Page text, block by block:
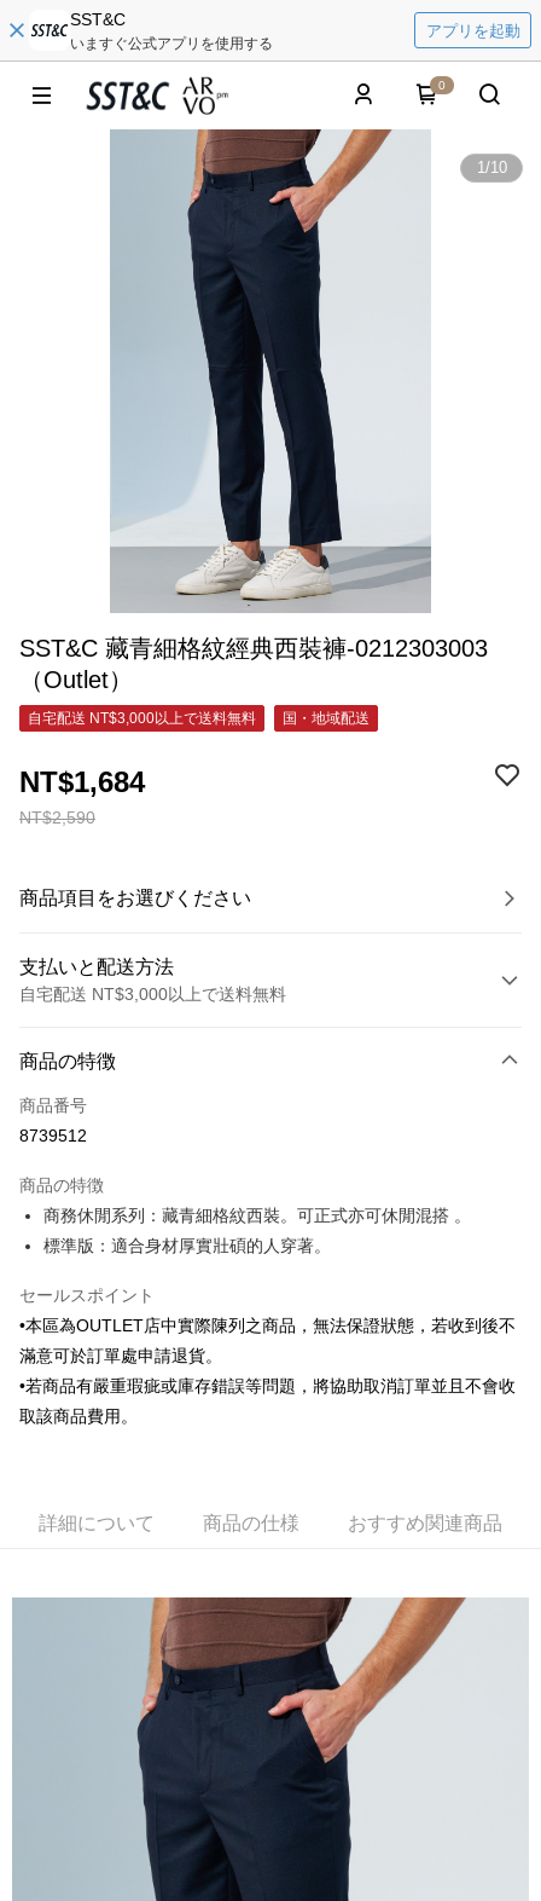
SST&C
いますぐ公式アプリを使用する
アプリを起動
0
1/10
SST&C 藏青細格紋經典西裝褲-0212303003
（Outlet）
自宅配送 NT$3,000以上で送料無料 国・地域配送
NT$2,590
NT$1,684
商品項目をお選びください
支払いと配送方法
自宅配送 NT$3,000以上で送料無料
クレジットカード1回払い
クレジットカード分割払い
合作金庫商業銀行
華南商業銀行
彰化商業銀行
上海商業儲蓄銀行
台北富邦商業銀行
台湾中小企業銀行
HSBC(台湾)商業銀行
華泰商業銀行
聯邦商業銀行
玉山商業銀行
星展(台湾)商業銀行
台新國際商業銀行
6回払い、金利0、毎回
華南商業銀行
彰化商業銀行
国泰世華商業銀行
台湾中小企業銀行
台中商業銀行
HSBC(台湾)商業銀行
聯邦商業銀行
遠東国際商業銀行
元大商業銀行
LINE Pay
JKOPAY
Google Pay
説明
ウが表示されます。
2.SMSで認証してお支払い手続を進めてください。
3.注文するときのお支払いは不要です。商品はご指定の住所に配送されま
4.ご注文が完了すると、携帯に支払い通知のSMSが届きます。アプリ会員
の場合は、AFTEE アプリプッシュ通知が届きます。
5.商品受け取り時のお支払いは不要です。商品を確かめてから、SMSまた
はアプリの通知に従って、4大コンビニ、またはATM/オンラインバンキン
グでお支払いください。
代金納付期限は最短で 14 日以内ですので、ご注意ください。AFTEE アプ
リをダウンロードして AFTEE 会員になるとお支払い期限を最長 45 日以内
まで延長できます。
配送毎にNT$120、NT$3,000以上で送料無料
新竹物流離島宅配
配送毎にNT$350、NT$3,500以上で送料無料
商品の特徴
商品番号
8739512
商品の特徴
商務休閒系列：藏青細格紋西裝。可正式亦可休閒混搭 。
標準版：適合身材厚實壯碩的人穿著。
セールスポイント
•本區為OUTLET店中實際陳列之商品，無法保證狀態，若收到後不
滿意可於訂單處申請退貨。
•若商品有嚴重瑕疵或庫存錯誤等問題，將協助取消訂單並且不會收
取該商品費用。
詳細について 商品の仕様 おすすめ関連商品